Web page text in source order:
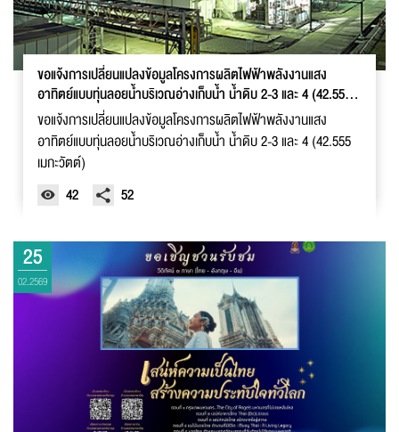
ขอแจ้งการเปลี่ยนแปลงข้อมูลโครงการผลิตไฟฟ้าพลังงานแสง
อาทิตย์แบบทุ่นลอยน้ำบริเวณอ่างเก็บน้ำ น้ำดิบ 2-3 และ 4 (42.555
เมกะวัตต์)
ขอแจ้งการเปลี่ยนแปลงข้อมูลโครงการผลิตไฟฟ้าพลังงานแสง
อาทิตย์แบบทุ่นลอยน้ำบริเวณอ่างเก็บน้ำ น้ำดิบ 2-3 และ 4 (42.555
เมกะวัตต์)
42
52
25
02.2569